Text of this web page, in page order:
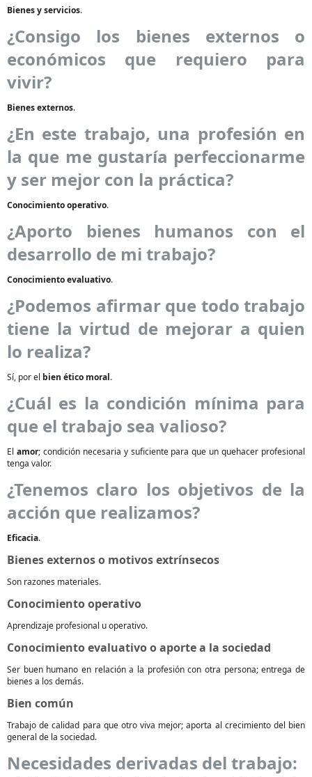
Bienes y servicios.
¿Consigo los bienes externos o
económicos que requiero para
vivir?
Bienes externos.
¿En este trabajo, una profesión en
la que me gustaría perfeccionarme
y ser mejor con la práctica?
Conocimiento operativo.
¿Aporto bienes humanos con el
desarrollo de mi trabajo?
Conocimiento evaluativo.
¿Podemos afirmar que todo trabajo
tiene la virtud de mejorar a quien
lo realiza?
Sí, por el bien ético moral.
¿Cuál es la condición mínima para
que el trabajo sea valioso?
El amor; condición necesaria y suficiente para que un quehacer profesional
tenga valor.
¿Tenemos claro los objetivos de la
acción que realizamos?
Eficacia.
Bienes externos o motivos extrínsecos
Son razones materiales.
Conocimiento operativo
Aprendizaje profesional u operativo.
Conocimiento evaluativo o aporte a la sociedad
Ser buen humano en relación a la profesión con otra persona; entrega de
bienes a los demás.
Bien común
Trabajo de calidad para que otro viva mejor; aporta al crecimiento del bien
general de la sociedad.
Necesidades derivadas del trabajo: